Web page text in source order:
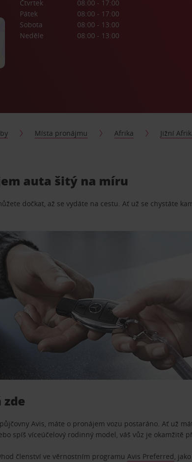
Čtvrtek
08:00 - 17:00
Pátek
08:00 - 17:00
Sobota
08:00 - 13:00
Neděle
08:00 - 13:00
Místa pronájmu Afrika Jižní
auta šitý na míru
dočkat, až se vydáte na cestu. Ať už se chystáte
zde
Avis, máte o pronájem vozu postaráno. Ať už
spíš víceúčelový rodinný model, váš vůz je okamžitě
členství ve věrnostním programuAvis Preferred,